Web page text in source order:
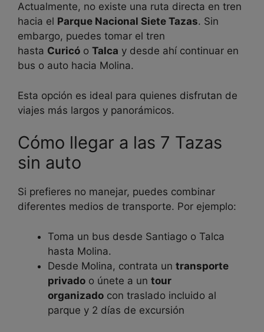
Actualmente, no existe una ruta directa en tren
hacia el Parque Nacional Siete Tazas. Sin
embargo, puedes tomar el tren
hasta Curicó o Talca y desde ahí continuar en
bus o auto hacia Molina.
Esta opción es ideal para quienes disfrutan de
viajes más largos y panorámicos.
Cómo llegar a las 7 Tazas
sin auto
Si prefieres no manejar, puedes combinar
diferentes medios de transporte. Por ejemplo:
Toma un bus desde Santiago o Talca
hasta Molina.
Desde Molina, contrata un transporte
privado o únete a un tour
organizado con traslado incluido al
parque y 2 días de excursión